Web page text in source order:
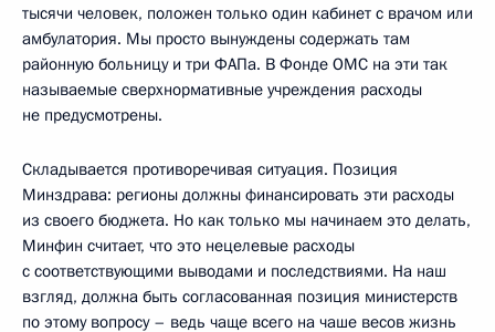
тысячи человек, положен только один кабинет с врачом или
амбулатория. Мы просто вынуждены содержать там
районную больницу и три ФАПа. В Фонде ОМС на эти так
называемые сверхнормативные учреждения расходы
не предусмотрены.
Складывается противоречивая ситуация. Позиция
Минздрава: регионы должны финансировать эти расходы
из своего бюджета. Но как только мы начинаем это делать,
Минфин считает, что это нецелевые расходы
с соответствующими выводами и последствиями. На наш
взгляд, должна быть согласованная позиция министерств
по этому вопросу – ведь чаще всего на чаше весов жизнь